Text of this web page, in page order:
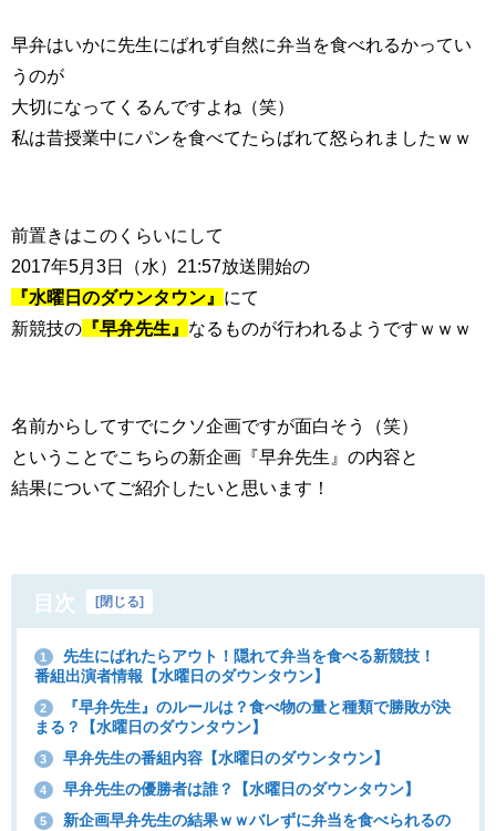
早弁はいかに先生にばれず自然に弁当を食べれるかってい
うのが
大切になってくるんですよね（笑）
私は昔授業中にパンを食べてたらばれて怒られましたｗｗ
前置きはこのくらいにして
2017年5月3日（水）21:57放送開始の
『水曜日のダウンタウン』 にて
新競技の 『早弁先生』 なるものが行われるようですｗｗｗ
名前からしてすでにクソ企画ですが面白そう（笑）
ということでこちらの新企画『早弁先生』の内容と
結果についてご紹介したいと思います！
目次 [閉じる]
1
先生にばれたらアウト！隠れて弁当を食べる新競技！
番組出演者情報【水曜日のダウンタウン】
2
『早弁先生』のルールは？食べ物の量と種類で勝敗が決
まる？【水曜日のダウンタウン】
3 早弁先生の番組内容【水曜日のダウンタウン】
4 早弁先生の優勝者は誰？【水曜日のダウンタウン】
5
新企画早弁先生の結果ｗｗバレずに弁当を食べられるの